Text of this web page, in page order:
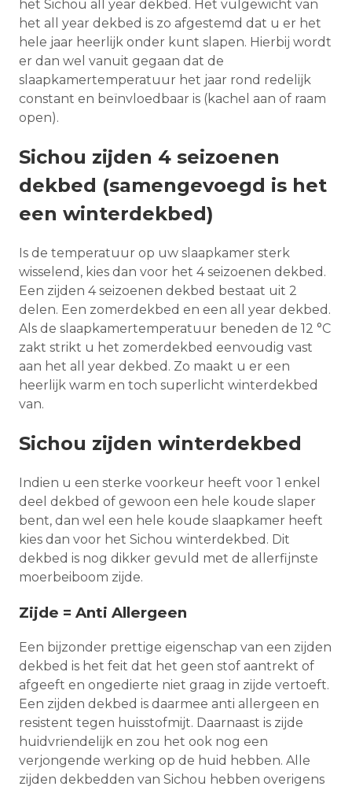
het Sichou all year dekbed. Het vulgewicht van
het all year dekbed is zo afgestemd dat u er het
hele jaar heerlijk onder kunt slapen. Hierbij wordt
er dan wel vanuit gegaan dat de
slaapkamertemperatuur het jaar rond redelijk
constant en beïnvloedbaar is (kachel aan of raam
open).
Sichou zijden 4 seizoenen
dekbed (samengevoegd is het
een winterdekbed)
Is de temperatuur op uw slaapkamer sterk
wisselend, kies dan voor het 4 seizoenen dekbed.
Een zijden 4 seizoenen dekbed bestaat uit 2
delen. Een zomerdekbed en een all year dekbed.
Als de slaapkamertemperatuur beneden de 12 °C
zakt strikt u het zomerdekbed eenvoudig vast
aan het all year dekbed. Zo maakt u er een
heerlijk warm en toch superlicht winterdekbed
van.
Sichou zijden winterdekbed
Indien u een sterke voorkeur heeft voor 1 enkel
deel dekbed of gewoon een hele koude slaper
bent, dan wel een hele koude slaapkamer heeft
kies dan voor het Sichou winterdekbed. Dit
dekbed is nog dikker gevuld met de allerfijnste
moerbeiboom zijde.
Zijde = Anti Allergeen
Een bijzonder prettige eigenschap van een zijden
dekbed is het feit dat het geen stof aantrekt of
afgeeft en ongedierte niet graag in zijde vertoeft.
Een zijden dekbed is daarmee anti allergeen en
resistent tegen huisstofmijt. Daarnaast is zijde
huidvriendelijk en zou het ook nog een
verjongende werking op de huid hebben. Alle
zijden dekbedden van Sichou hebben overigens